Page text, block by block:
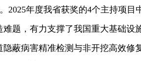
年度我省获奖的4个主持项目
题，有力支撑了我国重大基础设
蔽病害精准检测与非开挖高效修